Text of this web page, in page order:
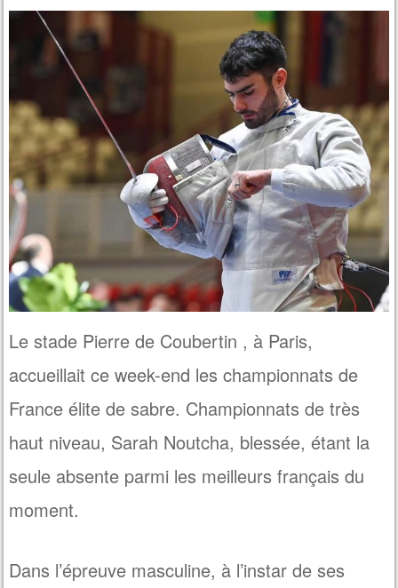
Le stade Pierre de Coubertin , à Paris,
accueillait ce week-end les championnats de
France élite de sabre. Championnats de très
haut niveau, Sarah Noutcha, blessée, étant la
seule absente parmi les meilleurs français du
moment.
Dans l’épreuve masculine, à l’instar de ses